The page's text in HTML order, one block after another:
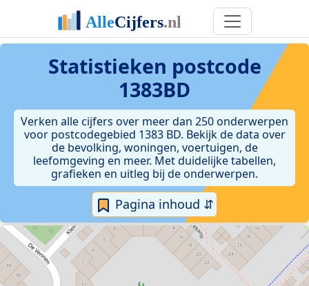
Statistieken postcode
1383BD
Verken alle cijfers over meer dan 250 onderwerpen
voor postcodegebied 1383 BD. Bekijk de data over
de bevolking, woningen, voertuigen, de
leefomgeving en meer. Met duidelijke tabellen,
grafieken en uitleg bij de onderwerpen.
Pagina inhoud ⇵